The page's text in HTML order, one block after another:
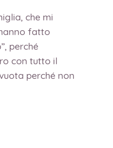
che mi
fatto
perché
con tutto il
perché non